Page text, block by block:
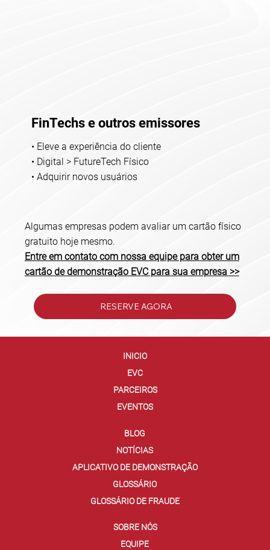
FinTechs e outros emissores
• Eleve a experiência do cliente
• Digital > FutureTech Físico
• Adquirir novos usuários
Algumas empresas podem avaliar um cartão físico
gratuito hoje mesmo.
Entre em contato com nossa equipe para obter um
cartão de demonstração EVC para sua empresa >>
RESERVE AGORA
INICIO
EVC
PARCEIROS
EVENTOS
BLOG
NOTÍCIAS
APLICATIVO DE DEMONSTRAÇÃO
GLOSSÁRIO
GLOSSÁRIO DE FRAUDE
SOBRE NÓS
EQUIPE